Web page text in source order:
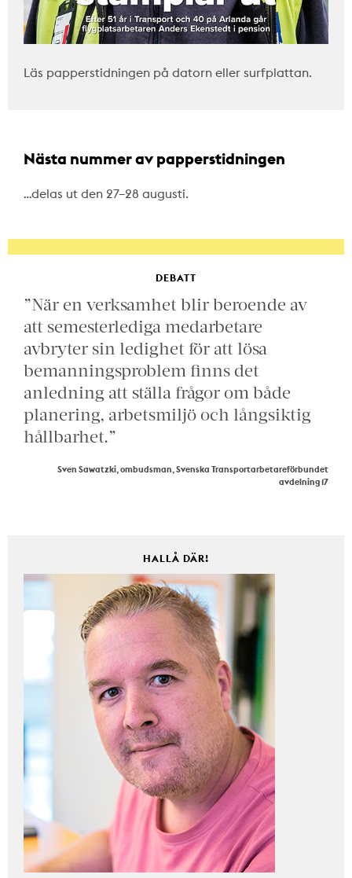
Läs papperstidningen på datorn eller surfplattan.
Nästa nummer av papperstidningen
…delas ut den 27–28 augusti.
DEBATT
”När en verksamhet blir beroende av
att semesterlediga medarbetare
avbryter sin ledighet för att lösa
bemanningsproblem finns det
anledning att ställa frågor om både
planering, arbetsmiljö och långsiktig
hållbarhet.”
Sven Sawatzki, ombudsman, Svenska Transportarbetareförbundet
avdelning 17
HALLÅ DÄR!